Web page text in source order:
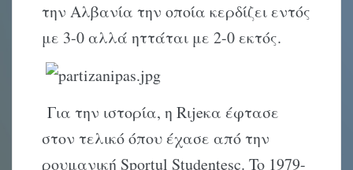
την Αλβανία την οποία κερδίζει εντός
με 3-0 αλλά ηττάται με 2-0 εκτός.
Για την ιστορία, η Rιjeκα έφτασε
στον τελικό όπου έχασε από την
ρουμανική Sportul Studentesc. To 1979-